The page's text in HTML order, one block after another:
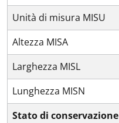
Unità di misura MISU
Altezza MISA
Larghezza MISL
Lunghezza MISN
Stato di conservazione